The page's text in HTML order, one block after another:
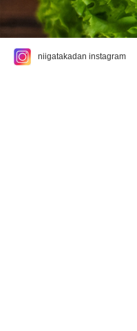
niigatakadan instagram